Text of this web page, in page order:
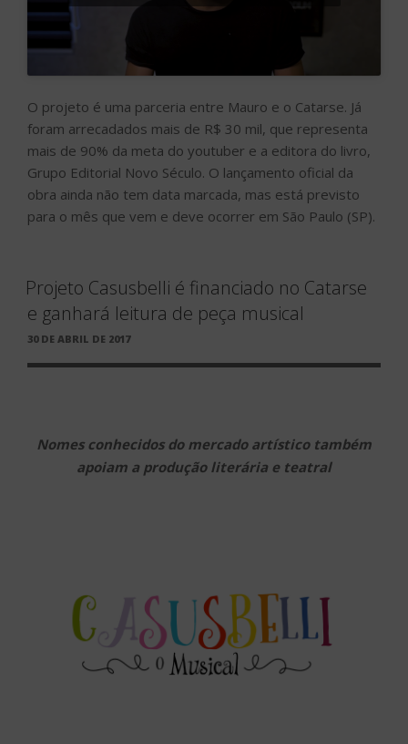
O projeto é uma parceria entre Mauro e o Catarse. Já
foram arrecadados mais de R$ 30 mil, que representa
mais de 90% da meta do youtuber e a editora do livro,
Grupo Editorial Novo Século. O lançamento oficial da
obra ainda não tem data marcada, mas está previsto
para o mês que vem e deve ocorrer em São Paulo (SP).
Projeto Casusbelli é financiado no Catarse
e ganhará leitura de peça musical
PUBLICADO
30 DE ABRIL DE 2017
Nomes conhecidos do mercado artístico também
apoiam a produção literária e teatral